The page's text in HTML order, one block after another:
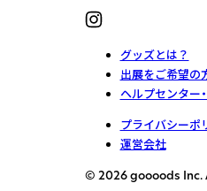
グッズとは？
出展をご希望の
ヘルプセンター
プライバシーポ
運営会社
© 2026 goooods Inc.